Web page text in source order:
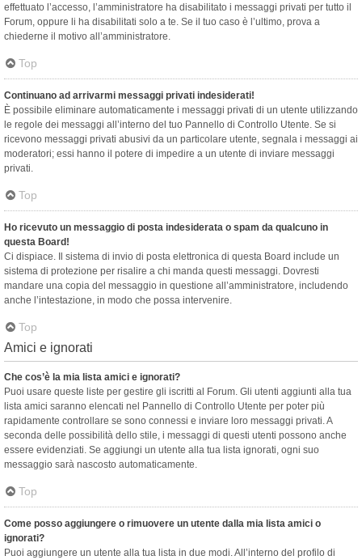
effettuato l’accesso, l’amministratore ha disabilitato i messaggi privati per tutto il
Forum, oppure li ha disabilitati solo a te. Se il tuo caso è l’ultimo, prova a
chiederne il motivo all’amministratore.
Top
Continuano ad arrivarmi messaggi privati indesiderati!
È possibile eliminare automaticamente i messaggi privati ​​di un utente utilizzando
le regole dei messaggi all’interno del tuo Pannello di Controllo Utente. Se si
ricevono messaggi privati ​​abusivi da un particolare utente, segnala i messaggi ai
moderatori; essi hanno il potere di impedire a un utente di inviare messaggi
privati​​.
Top
Ho ricevuto un messaggio di posta indesiderata o spam da qualcuno in
questa Board!
Ci dispiace. Il sistema di invio di posta elettronica di questa Board include un
sistema di protezione per risalire a chi manda questi messaggi. Dovresti
mandare una copia del messaggio in questione all’amministratore, includendo
anche l’intestazione, in modo che possa intervenire.
Top
Amici e ignorati
Che cos’è la mia lista amici e ignorati?
Puoi usare queste liste per gestire gli iscritti al Forum. Gli utenti aggiunti alla tua
lista amici saranno elencati nel Pannello di Controllo Utente per poter più
rapidamente controllare se sono connessi e inviare loro messaggi privati. A
seconda delle possibilità dello stile, i messaggi di questi utenti possono anche
essere evidenziati. Se aggiungi un utente alla tua lista ignorati, ogni suo
messaggio sarà nascosto automaticamente.
Top
Come posso aggiungere o rimuovere un utente dalla mia lista amici o
ignorati?
Puoi aggiungere un utente alla tua lista in due modi. All’interno del profilo di